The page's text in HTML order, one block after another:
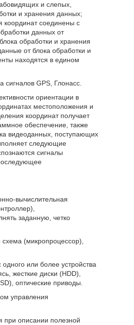
и слепых,
и хранения данных;
координат соединены с
данных от
обработки и хранения
от блока обработки и
находятся в едином
GPS, Глонасс.
ориентации в
местоположения и
координат получает
обеспечение, также
видеоданных, поступающих
следующие
сигналы
вычислительная
заданную, четко
(микропроцессор),
или более устройства
жесткие диски (HDD),
оптические приводы.
управления
при описании полезной